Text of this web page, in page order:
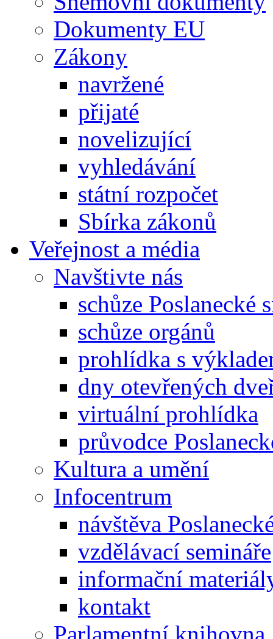
Dokumenty EU
Zákony
navržené
přijaté
novelizující
vyhledávání
státní rozpočet
Sbírka zákonů
Veřejnost a média
Navštivte nás
schůze Poslanecké
schůze orgánů
prohlídka s
dny otevřených
virtuální prohlídka
průvodce
Kultura a umění
Infocentrum
návštěva
vzdělávací semináře
informační
kontakt